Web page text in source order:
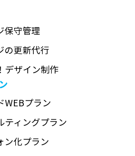
保守管理
の更新代行
デザイン制作
WEBプラン
ティングプラン
ン化プラン